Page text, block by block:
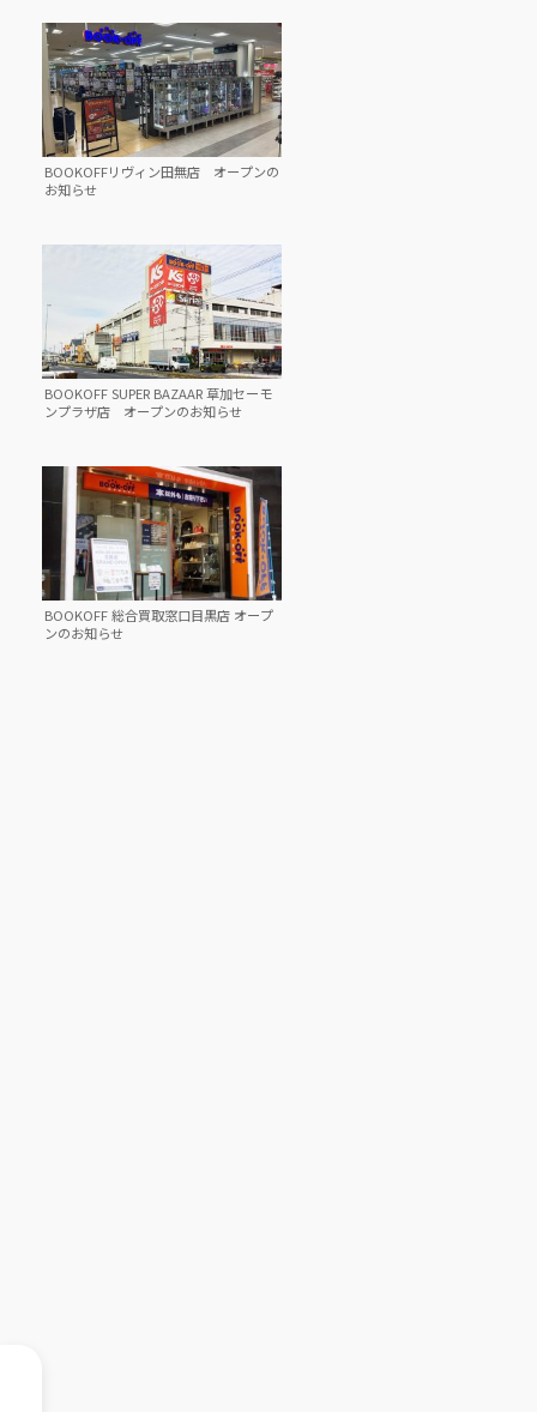
BOOKOFFリヴィン田無店 オープンの
お知らせ
BOOKOFF SUPER BAZAAR 草加セーモ
ンプラザ店 オープンのお知らせ
BOOKOFF 総合買取窓口目黒店 オープ
ンのお知らせ